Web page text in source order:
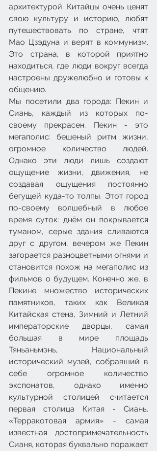
архитектурой. Китайцы очень ценят
свою культуру и историю, любят
путешествовать по стране, чтят
Мао Цзэдуна и верят в коммунизм.
Это страна, в которой приятно
находиться, где люди вокруг всегда
настроены дружелюбно и готовы к
общению.
Мы посетили два города: Пекин и
Сиань, каждый из которых по-
своему прекрасен. Пекин - это
мегаполис: бешеный ритм жизни,
огромное количество людей.
Однако эти люди лишь создают
ощущение жизни, движения, не
создавая ощущения постоянно
бегущей куда-то толпы. Этот город
по-своему волшебный в любое
время суток: днём он покрывается
туманом, серые здания сливаются
друг с другом, вечером же Пекин
загорается разноцветными огнями и
становится похож на мегаполис из
фильмов о будущем. Конечно же, в
Пекине множество исторических
памятников, таких как Великая
Китайская стена, Зимний и Летний
императорские дворцы, самая
большая в мире площадь
Тяньаньмэнь, Национальный
исторический музей, собравший в
себе огромное количество
экспонатов, однако именно
культурной столицей считается
первая столица Китая - Сиань.
«Терракотовая армия» - самая
известная достопримечательность
Сианя, которая буквально поражает